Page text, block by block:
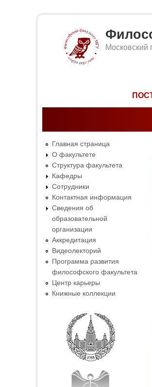
Московский
Главная страница
О факультете
Структура факультета
Кафедры
Сотрудники
Контактная информация
Сведения об
образовательной
организации
Аккредитация
Видеолекторий
Программа развития
философского факультета
Центр карьеры
Книжные коллекции